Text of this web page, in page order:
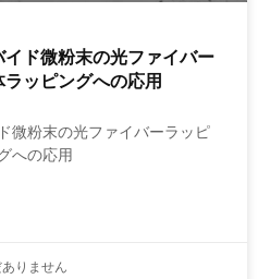
ド微粉末の光ファイバー
ッピングへの応用
微粉末の光ファイバーラッピ
への応用
りません